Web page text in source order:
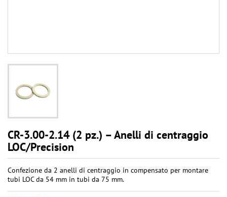
CR-3.00-2.14 (2 pz.) – Anelli di centraggio
LOC/Precision
Confezione da 2 anelli di centraggio in compensato per montare
tubi LOC da 54 mm in tubi da 75 mm.